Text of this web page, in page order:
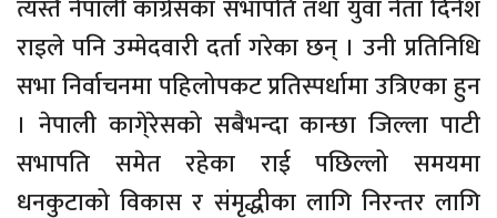
त्यस्तै नेपाली कांग्रेसका सभापति तथा युवा नेता दिनेश
राइले पनि उम्मेदवारी दर्ता गरेका छन् । उनी प्रतिनिधि
सभा निर्वाचनमा पहिलोपकट प्रतिस्पर्धामा उत्रिएका हुन
। नेपाली कागे्रेसको सबैभन्दा कान्छा जिल्ला पाटी
सभापति समेत रहेका राई पछिल्लो समयमा
धनकुटाको विकास र संमृद्धीका लागि निरन्तर लागि